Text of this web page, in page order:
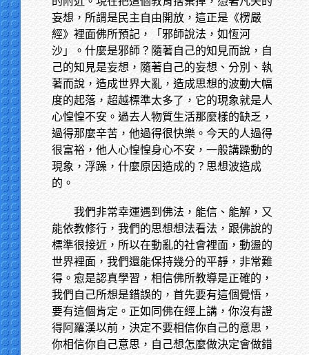
妄想，所謂是民主自由開放，這正是《楞嚴
經》裡面佛所預記，「邪師說法，如恆河
沙」。什麼是邪師？隨著自己的知見而說，自
己的知見是妄想，隨著自己的妄想、分別、執
著而說，造成世界大亂，造成思想的波動大幅
度的起落，超越標準太多了，它的現象就是人
心惶惶不安。過去人物質生活那麼樣的缺乏，
過得那麼辛苦，他過得很快樂。今天的人過得
很富裕，他人心惶惶身心不安，一般講躁動的
現象，浮躁，什麼原因造成的？思想波造成
的。
我們非常幸運遇到佛法，能信、能解，又
能依教修行，我們的思想想法看法，跟佛說的
標準很接近，所以在動亂的社會裡面，動盪的
世界裡面，我們還能保持幾分的平靜，非常難
得。愈是認真學習，相信佛所教導是正確的，
我們自己所想是錯誤的，首先要有這個覺悟，
要有這個肯定。正如同佛在經上講，你沒有證
得阿羅漢以前，決定不要相信你自己的意思，
你相信你自己意思，自己想怎麼做決定會做錯